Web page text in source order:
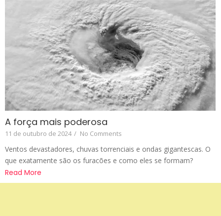
A força mais poderosa
11 de outubro de 2024 / No Comments
Ventos devastadores, chuvas torrenciais e ondas gigantescas. O
que exatamente são os furacões e como eles se formam?
Read More